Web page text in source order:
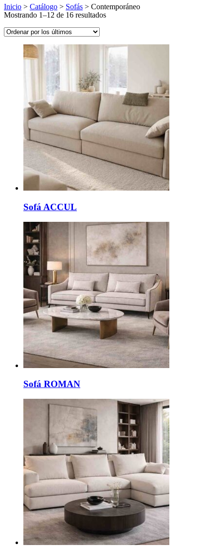
Inicio > Catálogo > Sofás > Contemporáneo
Mostrando 1–12 de 16 resultadosOrdenado
Sofá ACCUL
Sofá ROMAN